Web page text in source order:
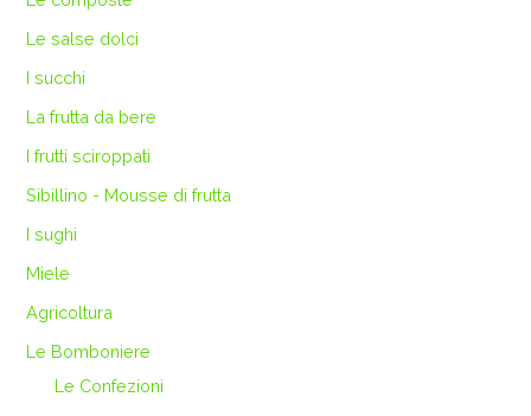
Le salse dolci
I succhi
La frutta da bere
I frutti sciroppati
Sibillino - Mousse di frutta
I sughi
Miele
Agricoltura
Le Bomboniere
Le Confezioni